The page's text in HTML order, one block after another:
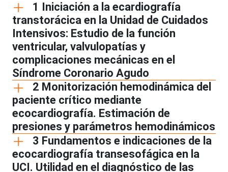
1 Iniciación a la ecardiografía
transtorácica en la Unidad de Cuidados
Intensivos: Estudio de la función
ventricular, valvulopatías y
complicaciones mecánicas en el
Síndrome Coronario Agudo
2 Monitorización hemodinámica del
paciente crítico mediante
ecocardiografía. Estimación de
presiones y parámetros hemodinámicos
3 Fundamentos e indicaciones de la
ecocardiografía transesofágica en la
UCI. Utilidad en el diagnóstico de las